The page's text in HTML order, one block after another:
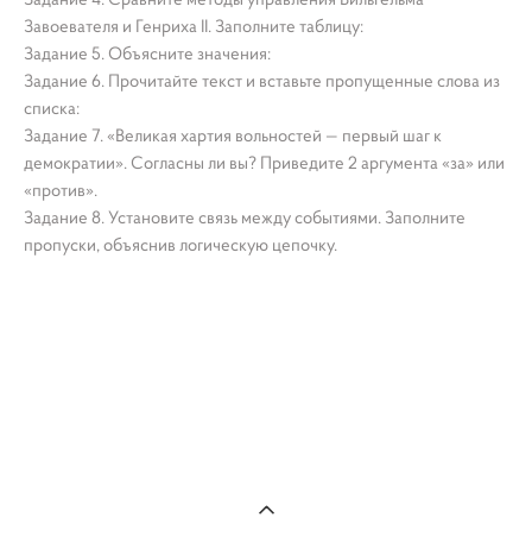
Завоевателя и Генриха II. Заполните таблицу:
Задание 5. Объясните значения:
Задание 6. Прочитайте текст и вставьте пропущенные слова из
списка:
Задание 7. «Великая хартия вольностей — первый шаг к
демократии». Согласны ли вы? Приведите 2 аргумента «за» или
«против».
Задание 8. Установите связь между событиями. Заполните
пропуски, объяснив логическую цепочку.